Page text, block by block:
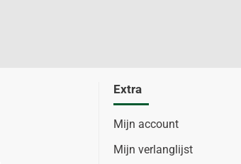
Extra
Mijn account
Mijn verlanglijst